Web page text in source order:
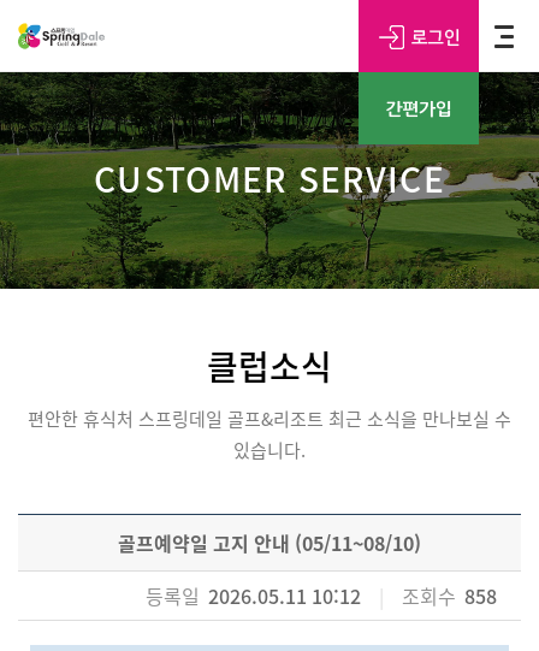
CUSTOMER SERVICE
클럽소식
편안한 휴식처 스프링데일 골프&리조트 최근 소식을 만나보실 수
있습니다.
골프예약일 고지 안내 (05/11~08/10)
등록일 2026.05.11 10:12 조회수 858